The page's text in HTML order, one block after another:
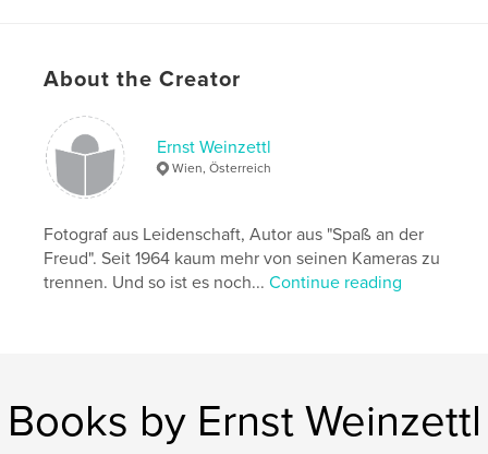
ISBN
Publish Date:
Language German
Keywords
Las Vegas , Death Valley , Yesemite ,
San Francisco
About the Creator
Ernst Weinzettl
Wien, Österreich
Fotograf aus Leidenschaft, Autor aus "Spaß an der
Freud". Seit 1964 kaum mehr von seinen Kameras zu
trennen. Und so ist es noch...Continue reading
Books by Ernst Weinzettl